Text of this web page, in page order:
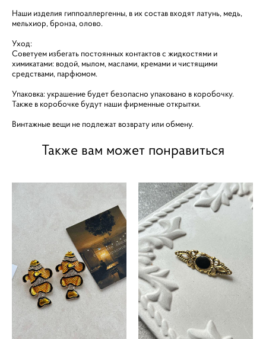
Наши изделия гиппоаллергенны, в их состав входят латунь, медь,
мельхиор, бронза, олово.
Уход:
Советуем избегать постоянных контактов с жидкостями и
химикатами: водой, мылом, маслами, кремами и чистящими
средствами, парфюмом.
Упаковка: украшение будет безопасно упаковано в коробочку.
Также в коробочке будут наши фирменные открытки.
Винтажные вещи не подлежат возврату или обмену.
Также вам может понравиться